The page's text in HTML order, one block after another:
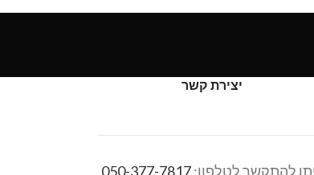
יצירת קשר
להתקשר לטלפון:050-377-7817